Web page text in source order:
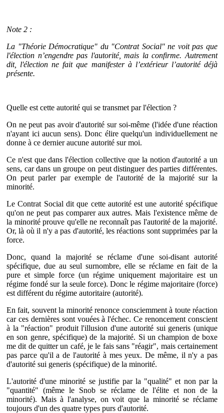
Note 2 :
La "Théorie Démocratique" du "Contrat Social" ne voit pas que
l'élection n’engendre pas l'autorité, mais la confirme. Autrement
dit, l'élection ne fait que manifester à l’extérieur l’autorité déjà
présente.
Quelle est cette autorité qui se transmet par l'élection ?
On ne peut pas avoir d'autorité sur soi-même (l'idée d'une réaction
n'ayant ici aucun sens). Donc élire quelqu'un individuellement ne
donne à ce dernier aucune autorité sur moi.
Ce n'est que dans l'élection collective que la notion d'autorité a un
sens, car dans un groupe on peut distinguer des parties différentes.
On peut parler par exemple de l'autorité de la majorité sur la
minorité.
Le Contrat Social dit que cette autorité est une autorité spécifique
qu'on ne peut pas comparer aux autres. Mais l'existence même de
la minorité prouve qu'elle ne reconnaît pas l'autorité de la majorité.
Or, là où il n'y a pas d'autorité, les réactions sont supprimées par la
force.
Donc, quand la majorité se réclame d'une soi-disant autorité
spécifique, due au seul surnombre, elle se réclame en fait de la
pure et simple force (un régime uniquement majoritaire est un
régime fondé sur la seule force). Donc le régime majoritaire (force)
est différent du régime autoritaire (autorité).
En fait, souvent la minorité renonce consciemment à toute réaction
car ces dernières sont vouées à l'échec. Ce renoncement conscient
à la "réaction" produit l'illusion d'une autorité sui generis (unique
en son genre, spécifique) de la majorité. Si un champion de boxe
me dit de quitter un café, je le fais sans "réagir", mais certainement
pas parce qu'il a de l'autorité à mes yeux. De même, il n'y a pas
d'autorité sui generis (spécifique) de la minorité.
L'autorité d'une minorité se justifie par la "qualité" et non par la
"quantité" (même le Snob se réclame de l'élite et non de la
minorité). Mais à l'analyse, on voit que la minorité se réclame
toujours d'un des quatre types purs d'autorité.